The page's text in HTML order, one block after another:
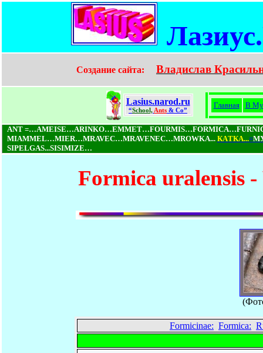
Создание сайта: Владислав
Lasius.narod.ru
“School, Ants & Co”
Главная В
ANT
MIAMMEL…MIER…MRAVEC…MRAVENEC…MROWKA... КAТКA...=
SIPELGAS...SISIMIZE…
Formica uralensis
Formicinae: Formica: